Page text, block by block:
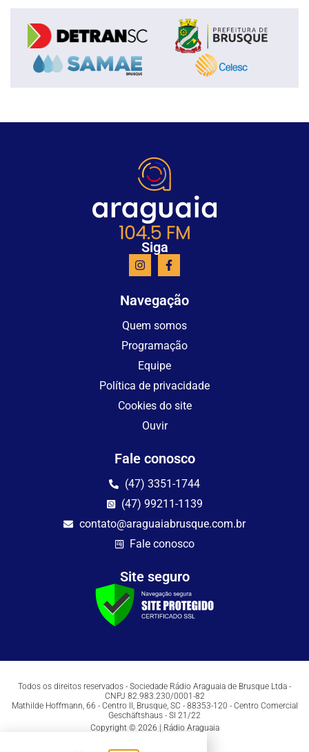
Siga
Navegação
Quem somos
Programação
Equipe
Política de privacidade
Cookies do site
Ouvir
Fale conosco
(47) 3351-1744
(47) 99211-1139
contato@araguaiabrusque.com.br
Fale conosco
Site seguro
Todos os direitos reservados - Sociedade Rádio Araguaia de Brusque Ltda -
CNPJ 82.983.230/0001-82
Mathilde Hoffmann, 66 - Centro II, Brusque, SC - 88353-120 - Centro Comercial
Geschäftshaus - Sl 21/22
Copyright © 2026 | Rádio Araguaia